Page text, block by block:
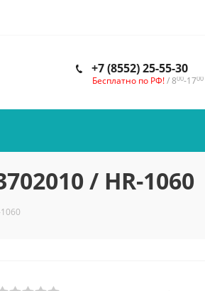
+7 (8552) 25-55-30
Бесплатно по РФ!/ 800-1700
/ HR-1060